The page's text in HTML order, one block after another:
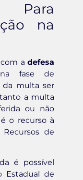
Para
na
a defesa
fase de
da multa ser
a multa
ou não
o recurso à
de
é possível
Estadual de